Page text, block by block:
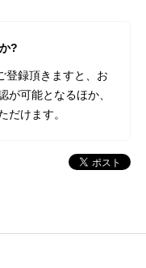
?
登録頂きますと、お
が可能となるほか、
だけます。